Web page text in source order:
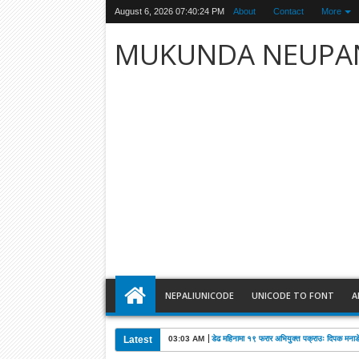
August 6, 2026 07:40:25 PM About Contact More
MUKUNDA
NEPALIUNICODE UNICODE TO FONT
Latest 03:03 AM डेढ महिनामा १९ फरार अभियुक्त पक्राउः दिपक